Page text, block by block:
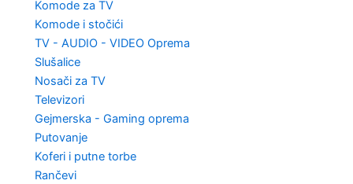
Komode za TV
Komode i stočići
TV - AUDIO - VIDEO Oprema
Slušalice
Nosači za TV
Televizori
Gejmerska - Gaming oprema
Putovanje
Koferi i putne torbe
Rančevi